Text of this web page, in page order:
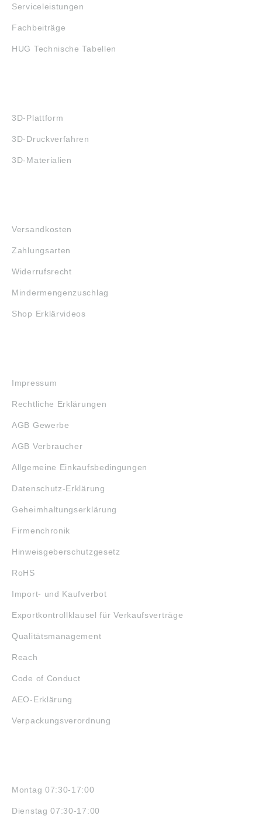
Serviceleistungen
Fachbeiträge
HUG Technische Tabellen
3D-Plattform
3D-Druckverfahren
3D-Materialien
Versandkosten
Zahlungsarten
Widerrufsrecht
Mindermengenzuschlag
Shop Erklärvideos
Impressum
Rechtliche Erklärungen
AGB Gewerbe
AGB Verbraucher
Allgemeine Einkaufsbedingungen
Datenschutz-Erklärung
Geheimhaltungserklärung
Firmenchronik
Hinweisgeberschutzgesetz
RoHS
Import- und Kaufverbot
Exportkontrollklausel für Verkaufsverträge
Qualitätsmanagement
Reach
Code of Conduct
AEO-Erklärung
Verpackungsverordnung
Montag 07:30-17:00
Dienstag 07:30-17:00